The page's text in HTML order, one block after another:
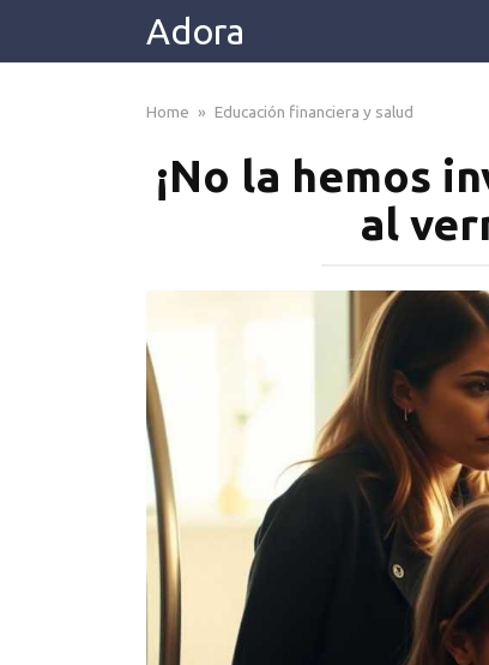
Adora
Home » Educación financiera y salud
¡No la hemos
al